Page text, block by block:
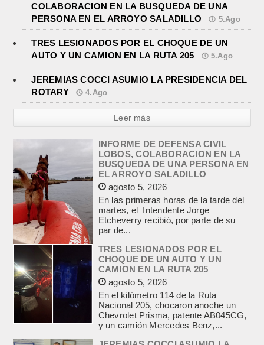
COLABORACION EN LA BUSQUEDA DE UNA
PERSONA EN EL ARROYO SALADILLO
5.Ago
TRES LESIONADOS POR EL CHOQUE DE UN
AUTO Y UN CAMION EN LA RUTA 205
5.Ago
JEREMIAS COCCI ASUMIO LA PRESIDENCIA DEL
ROTARY
4.Ago
Leer más
INFORME DE DEFENSA CIVIL
LOBOS, COLABORACION EN LA
BUSQUEDA DE UNA PERSONA EN
EL ARROYO SALADILLO
agosto 5, 2026
En las primeras horas de la tarde del
martes, el Intendente Jorge
Etcheverry recibió, por parte de su
par de...
TRES LESIONADOS POR EL
CHOQUE DE UN AUTO Y UN
CAMION EN LA RUTA 205
agosto 5, 2026
En el kilómetro 114 de la Ruta
Nacional 205, chocaron anoche un
Chevrolet Prisma, patente AB045CG,
y un camión Mercedes Benz,...